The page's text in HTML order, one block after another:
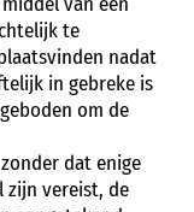
te
nadat
in gebreke is
om de
dat enige
zijn vereist, de